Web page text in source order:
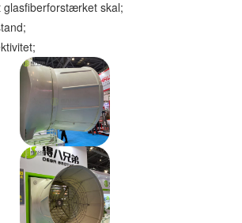
glasfiberforstærket skal;